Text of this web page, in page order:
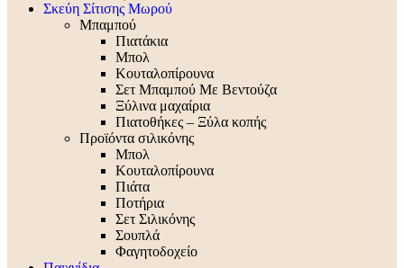
Σκεύη Σίτισης Μωρού
Μπαμπού
Πιατάκια
Μπολ
Κουταλοπίρουνα
Σετ Μπαμπού Με Βεντούζα
Ξύλινα μαχαίρια
Πιατοθήκες – Ξύλα κοπής
Προϊόντα σιλικόνης
Μπολ
Κουταλοπίρουνα
Πιάτα
Ποτήρια
Σετ Σιλικόνης
Σουπλά
Φαγητοδοχείο